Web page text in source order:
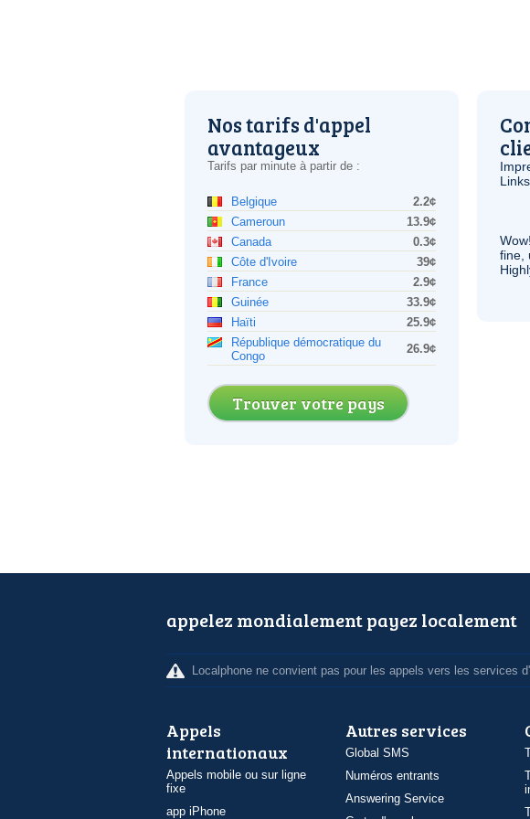
Nos tarifs d'appel
avantageux
Tarifs par minute à partir de :
Belgique
2.2¢
Cameroun
13.9¢
Canada
0.3¢
Côte d'Ivoire
39¢
France
2.9¢
Guinée
33.9¢
Haïti
25.9¢
République démocratique du
Congo
26.9¢
Trouver votre pays
fine,
appelez mondialement payez localement
Localphone ne convient pas pour les appels vers les services
Appels
internationaux
Appels mobile ou sur ligne
fixe
app iPhone
Autres services
Global SMS
Numéros entrants
Answering Service